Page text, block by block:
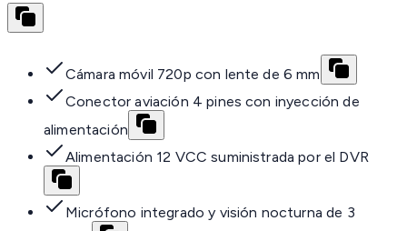
Cámara móvil 720p con lente de 6 mm
Conector aviación 4 pines con inyección de
alimentación
Alimentación 12 VCC suministrada por el DVR
Micrófono integrado y visión nocturna de 3